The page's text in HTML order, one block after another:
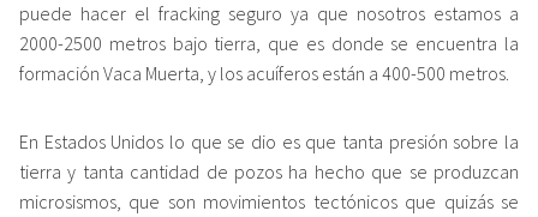
puede hacer el fracking seguro ya que nosotros estamos a
2000-2500 metros bajo tierra, que es donde se encuentra la
formación Vaca Muerta, y los acuíferos están a 400-500 metros.
En Estados Unidos lo que se dio es que tanta presión sobre la
tierra y tanta cantidad de pozos ha hecho que se produzcan
microsismos, que son movimientos tectónicos que quizás se